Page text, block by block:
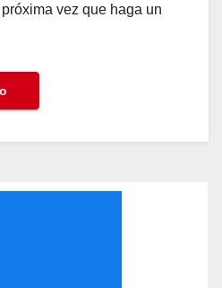
vez que haga un